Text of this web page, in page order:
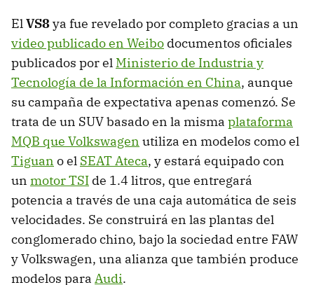
ElVS8ya fue revelado por completo gracias a un
video publicado en Weibo documentos oficiales
publicados por el Ministerio de Industria y
Tecnología de la Información en China, aunque
su campaña de expectativa apenas comenzó. Se
trata de un SUV basado en la misma plataforma
MQB que Volkswagen utiliza en modelos como el
Tiguan o el SEAT Ateca, y estará equipado con
un motor TSI de 1.4 litros, que entregará
potencia a través de una caja automática de seis
velocidades. Se construirá en las plantas del
conglomerado chino, bajo la sociedad entre FAW
y Volkswagen, una alianza que también produce
modelos para Audi.